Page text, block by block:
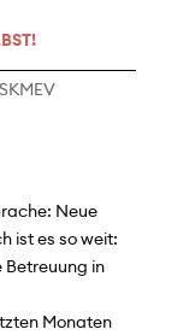
SKMEV
Neue
ist es so weit:
Betreuung in
Monaten